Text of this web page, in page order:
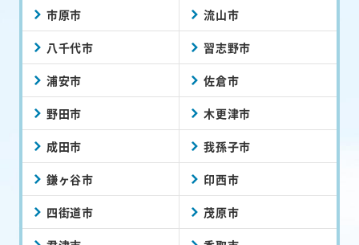
市原市 流山市
八千代市 習志野市
浦安市 佐倉市
野田市 木更津市
成田市 我孫子市
鎌ヶ谷市 印西市
四街道市 茂原市